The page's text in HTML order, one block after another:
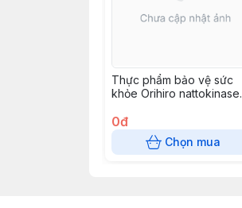
Thực phẩm bảo vệ sức
khỏe Orihiro nattokinase
0đ
Chọn mua